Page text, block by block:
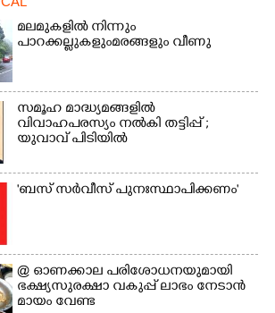
മലമുകളിൽ നിന്നും
പാറക്കല്ലുകളുംമരങ്ങളും വീണു
സമൂഹ മാദ്ധ്യമങ്ങളിൽ
വിവാഹപരസ്യം നൽകി തട്ടിപ്പ് ;
യുവാവ് പിടിയിൽ
'ബസ് സർവീസ് പുനഃസ്ഥാപിക്കണം'
@​​​​​​​ ഓണക്കാല പരിശോധനയുമായി
ഭക്ഷ്യസുരക്ഷാ വകുപ്പ് ലാഭം നേടാൻ
മായം വേണ്ട
×
Share this link